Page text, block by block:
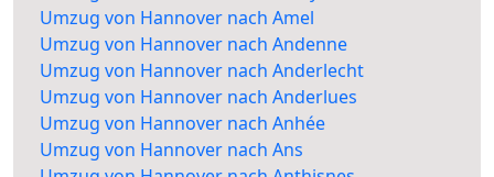
Umzug von Hannover nach Amel
Umzug von Hannover nach Andenne
Umzug von Hannover nach Anderlecht
Umzug von Hannover nach Anderlues
Umzug von Hannover nach Anhée
Umzug von Hannover nach Ans